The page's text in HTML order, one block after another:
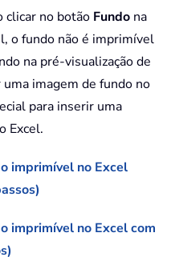
clicar no botão Fundo na
o fundo não é imprimível
na pré-visualização de
imagem de fundo no
para inserir uma
Excel.
imprimível no Excel
imprimível no Excel com